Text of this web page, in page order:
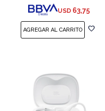
USD 63,75